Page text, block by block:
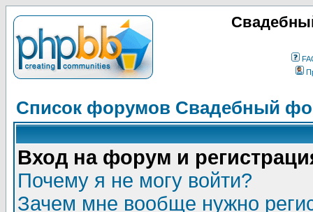
Список форумов Свадебный
Вход на форум и
Почему я не могу войти?
Зачем мне вообще нужно